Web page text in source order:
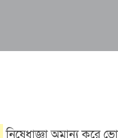
নিষেধাজ্ঞা অমান্য করে